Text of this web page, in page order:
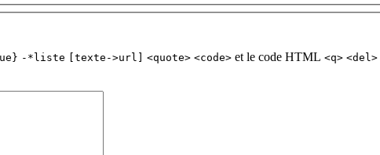
-*liste [texte->url] <quote> <code> et le code HTML <q> <del>